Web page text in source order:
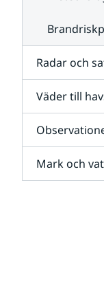
Radar och
Väder till
Mark och